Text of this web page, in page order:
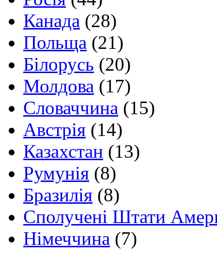
Канада (28)
Польща (21)
Білорусь (20)
Молдова (17)
Словаччина (15)
Австрія (14)
Казахстан (13)
Румунія (8)
Бразилія (8)
Сполучені Штати
Німеччина (7)